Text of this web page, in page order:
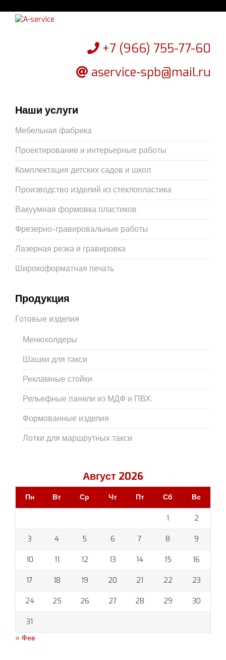
+7 (966) 755-77-60
aservice-spb@mail.ru
Наши услуги
Мебельная фабрика
Проектирование и интерьерные работы
Комплектация детских садов и школ
Производство изделий из стеклопластика
Вакуумная формовка пластиков
Фрезерно-гравировальные работы
Лазерная резка и гравировка
Широкоформатная печать
Продукция
Готовые изделия
Менюхолдеры
Шашки для такси
Рекламные стойки
Рельефные панели из МДФ и ПВХ.
Формованные изделия
Лотки для маршрутных такси
Август 2026
Пн Вт Ср Чт Пт Сб Вс
1 2
3 4 5 6 7 8 9
10 11 12 13 14 15 16
17 18 19 20 21 22 23
24 25 26 27 28 29 30
31
« Фев